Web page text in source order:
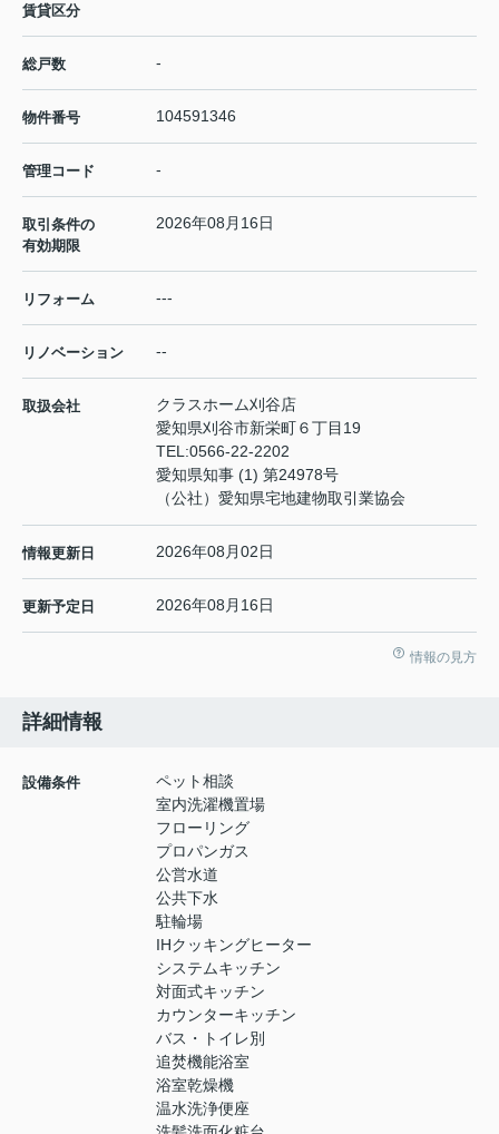
賃貸区分
総戸数 -
物件番号 104591346
管理コード -
取引条件の
有効期限
2026年08月16日
リフォーム ---
リノベーション --
取扱会社
クラスホーム刈谷店
愛知県刈谷市新栄町６丁目19
TEL:0566-22-2202
愛知県知事 (1) 第24978号
（公社）愛知県宅地建物取引業協会
情報更新日 2026年08月02日
更新予定日 2026年08月16日
情報の見方
詳細情報
設備条件
ペット相談
室内洗濯機置場
フローリング
プロパンガス
公営水道
公共下水
駐輪場
IHクッキングヒーター
システムキッチン
対面式キッチン
カウンターキッチン
バス・トイレ別
追焚機能浴室
浴室乾燥機
温水洗浄便座